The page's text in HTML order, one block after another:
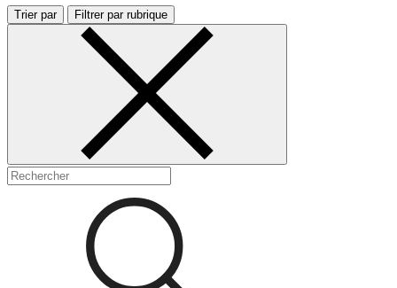
Trier par Filtrer par rubrique